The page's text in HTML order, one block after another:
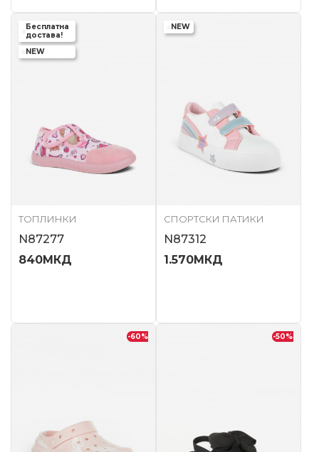
Бесплатна
достава!
NEW
ТОПЛИНКИ
N87277
840МКД
NEW
СПОРТСКИ ПАТИКИ
N87312
1.570МКД
-60% -50%